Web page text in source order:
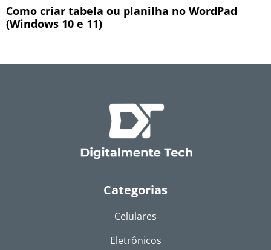
Como criar tabela ou planilha no WordPad
(Windows 10 e 11)
Categorias
Celulares
Eletrônicos